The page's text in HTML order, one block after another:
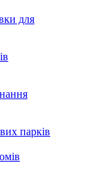
для
парків